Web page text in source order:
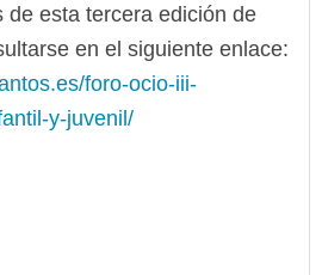
de esta tercera edición de
en el siguiente enlace:
foro-ocio-iii-
y-juvenil/